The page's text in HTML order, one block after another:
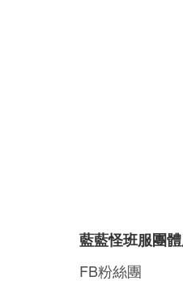
藍藍怪班服團
FB粉絲團